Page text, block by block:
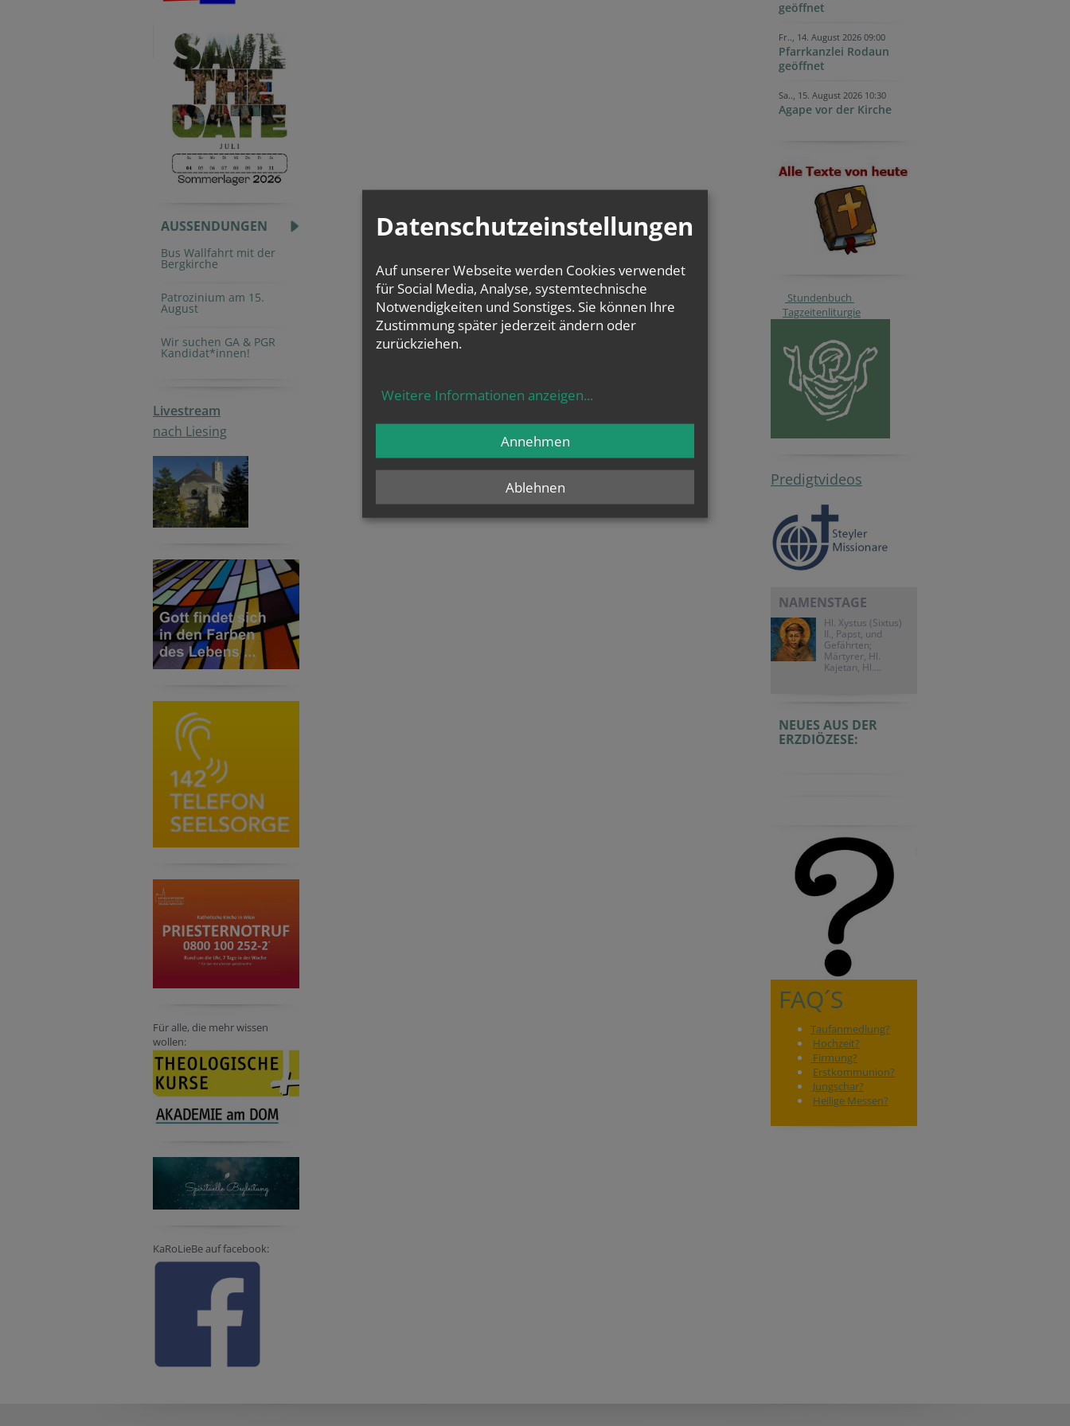
AUSSENDUNGEN
Bus Wallfahrt mit der
Bergkirche
Patrozinium am 15.
August
Wir suchen GA & PGR
Kandidat*innen!
Livestream
nach Liesing
Für alle, die mehr wissen
wollen:
KaRoLieBe auf facebook:
geöffnet
Fr.., 14. August 2026 09:00
Pfarrkanzlei Rodaun
geöffnet
Sa.., 15. August 2026 10:30
Agape vor der Kirche
Stundenbuch
Tagzeitenliturgie
Predigtvideos
NAMENSTAGE
Hl. Xystus (Sixtus)
II., Papst, und
Gefährten;
Märtyrer, Hl.
Kajetan, Hl....
NEUES AUS DER
ERZDIÖZESE:
FAQ´S
Taufanmedlung?
Hochzeit?
Firmung?
Erstkommunion?
Jungschar?
Heilige Messen?
Datenschutzeinstellungen
Auf unserer Webseite werden Cookies verwendet
für Social Media, Analyse, systemtechnische
Notwendigkeiten und Sonstiges. Sie können Ihre
Zustimmung später jederzeit ändern oder
zurückziehen.
Weitere Informationen anzeigen...
Ablehnen
Annehmen